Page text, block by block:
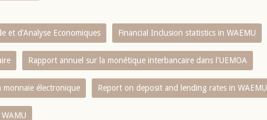
et d’Analyse Economiques Financial Inclusion statistics in WAEMU
Rapport annuel sur la monétique interbancaire dans l'UEMOA
monnaie électronique Report on deposit and lending rates in WAEMU